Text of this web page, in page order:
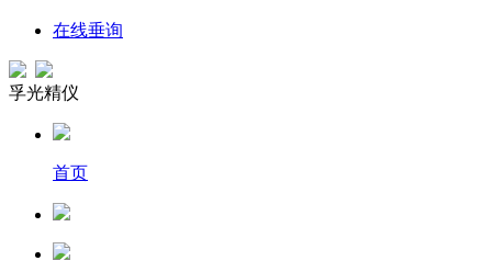
在线垂询
孚光精仪
首页